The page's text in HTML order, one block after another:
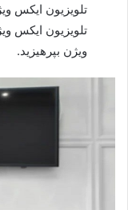
تلویزیون ایکس
تلویزیون ایکس
ویژن بپرهیزید.